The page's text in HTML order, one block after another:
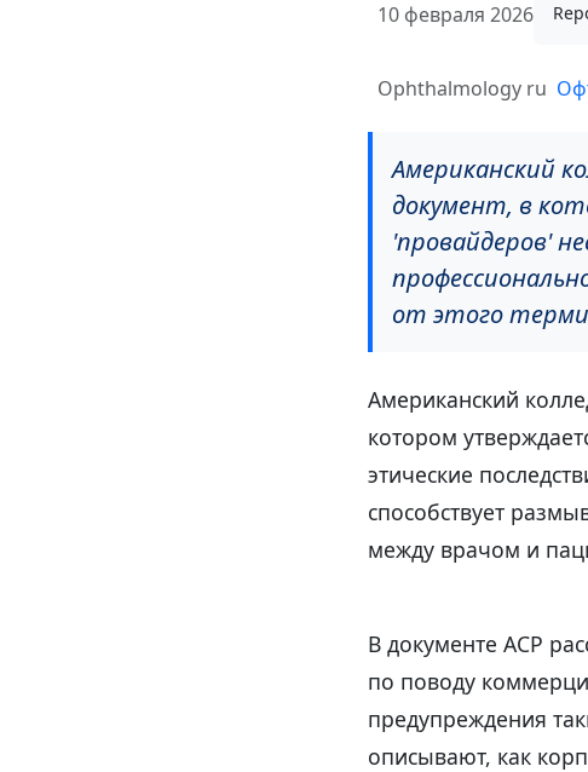
10 февраля 2026
Ophthalmology ru
Американский
документ, в
'провайдеров'
от этого
Американский
котором
этические
способствует
между врачом и
В документе ACP
по поводу
предупреждения
описывают, как